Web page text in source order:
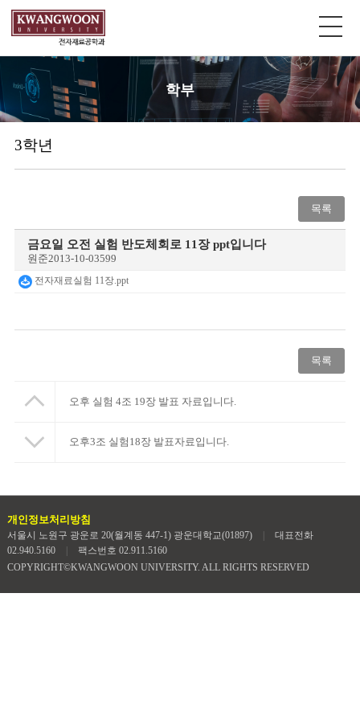
학부
3학년
목록
금요일 오전 실험 반도체회로 11장 ppt입니다
원준2013-10-03599
전자재료실험 11장.ppt
목록
오후 실험 4조 19장 발표 자료입니다.
오후3조 실험18장 발표자료입니다.
개인정보처리방침
서울시 노원구 광운로 20(월계동 447-1) 광운대학교(01897)
대표전화
02.940.5160
팩스번호 02.911.5160
COPYRIGHT©KWANGWOON UNIVERSITY. ALL RIGHTS RESERVED